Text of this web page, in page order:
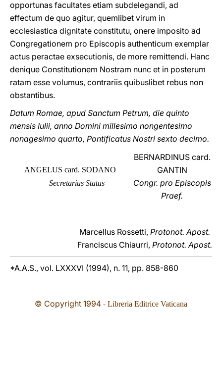
opportunas facultates etiam subdelegandi, ad
effectum de quo agitur, quemlibet virum in
ecclesiastica dignitate constitutu, onere imposito ad
Congregationem pro Episcopis authenticum exemplar
actus peractae exsecutionis, de more remittendi. Hanc
denique Constitutionem Nostram nunc et in posterum
ratam esse volumus, contrariis quibuslibet rebus non
obstantibus.
Datum Romae, apud Sanctum Petrum, die quinto
mensis Iulii, anno Domini millesimo nongentesimo
nonagesimo quarto, Pontificatus Nostri sexto decimo.
ANGELUS card. SODANO
Secretarius Status
BERNARDINUS card.
GANTIN
Congr. pro Episcopis
Praef.
Marcellus Rossetti, Protonot. Apost.
Franciscus Chiaurri, Protonot. Apost.
*A.A.S., vol. LXXXVI (1994), n. 11, pp. 858-860
© Copyright 1994 - Libreria Editrice Vaticana